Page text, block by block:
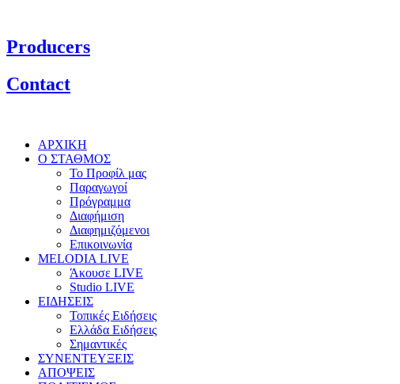
Producers
Contact
ΑΡΧΙΚΗ
Ο ΣΤΑΘΜΟΣ
Το Προφίλ μας
Παραγωγοί
Πρόγραμμα
Διαφήμιση
Διαφημιζόμενοι
Επικοινωνία
MELODIA LIVE
Άκουσε LIVE
Studio LIVE
ΕΙΔΗΣΕΙΣ
Τοπικές Ειδήσεις
Ελλάδα Ειδήσεις
Σημαντικές
ΣΥΝΕΝΤΕΥΞΕΙΣ
ΑΠΟΨΕΙΣ